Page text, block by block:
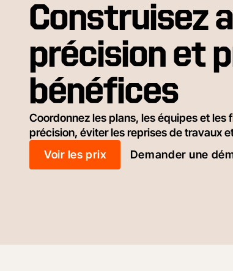
Construisez
précision et
bénéfices
Coordonnez les plans, les équipes et
précision, éviter les reprises de travaux
Voir les prix
Demander une